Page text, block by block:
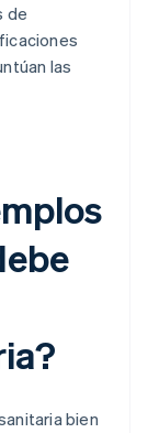
de
las
bien